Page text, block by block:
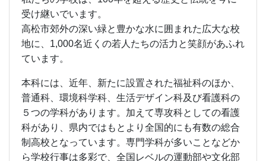
ら学校行事は多彩で、全国レベルの運動部や文化部
の活動は極めて盛んです。
個性みなぎる生徒一人ひとりを大切にしながら、そ
の希望や適性等にきめ細かく応じる教育を展開して
います。社会で活躍する ４万余人の卒業生に負けじ
と、”見つめて 未来へ 南高”を合言葉に南高第２
世紀を力強く歩んでいます。
新校舎改築第１期工事として、平成26・27年度の２
年間で、旧第１校舎の中央棟から西半分を撤去し、